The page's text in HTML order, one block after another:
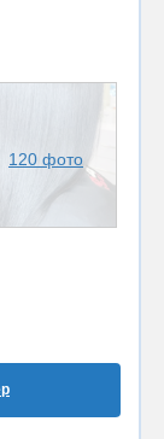
120 фото